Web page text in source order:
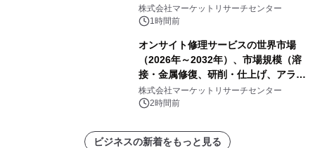
表
株式会社マーケットリサーチセンター
1時間前
オンサイト修理サービスの世界市場
（2026年～2032年）、市場規模（溶
接・金属修復、研削・仕上げ、アライ
メント、その他）・分析レポートを発
表
株式会社マーケットリサーチセンター
2時間前
ビジネスの新着をもっと見る